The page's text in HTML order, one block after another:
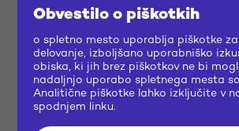
Obvestilo o piškotkih
o spletno mesto uporablja piškotke
delovanje, izboljšano uporabniško
obiska, ki jih brez piškotkov ne bi
nadaljnjo uporabo spletnega mesta
Analitične piškotke lahko izključite v
spodnjem linku.